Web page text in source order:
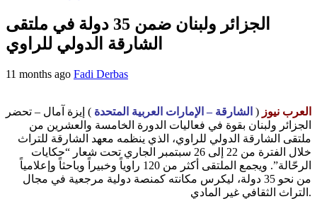
الجزائر ولبنان ضمن 35 دولة في ملتقى
الشارقة الدولي للراوي
11 months ago Fadi Derbas
العرب نيوز ( الشارقة – الإمارات العربية المتحدة ) إيزة آمال – تحضر
الجزائر ولبنان بقوة في فعاليات الدورة الخامسة والعشرين من
ملتقى الشارقة الدولي للراوي، الذي ينظمه معهد الشارقة للتراث
خلال الفترة من 22 إلى 26 سبتمبر الجاري تحت شعار “حكايات
الرحّالة”. ويجمع الملتقى أكثر من 120 راوياً وخبيراً وباحثاً وإعلامياً
من نحو 35 دولة، ليكرس مكانته كمنصة دولية مرجعية في مجال
التراث الثقافي غير المادي.